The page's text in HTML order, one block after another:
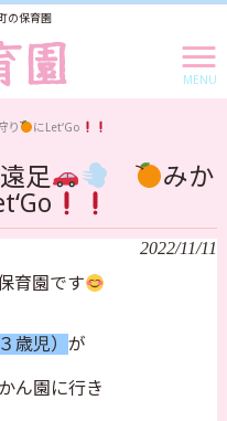
の保育園
MENU
り にLet‘Go
足
みか
2022/11/11
育園です
歳児） が
ん園に行き